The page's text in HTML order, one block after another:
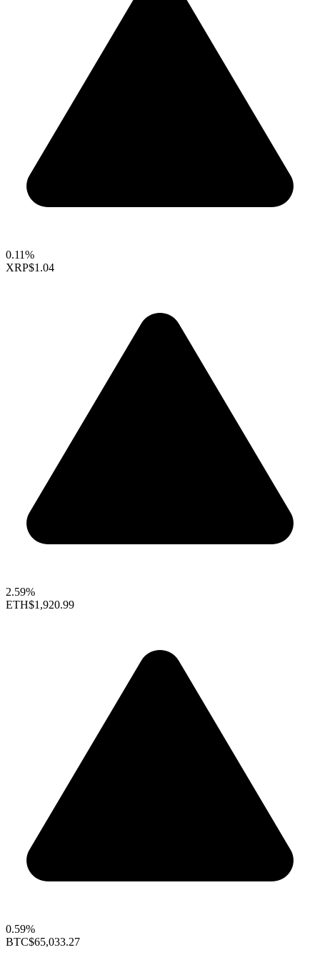
0.11%
XRP$1.04
2.59%
ETH$1,920.99
0.59%
BTC$65,033.27